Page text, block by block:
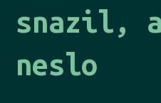
snazil,
neslo